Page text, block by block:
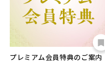
プレミアム会員特典のご案内